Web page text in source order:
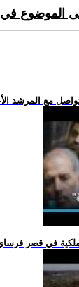
الموضوع
مع المرشد
في قصر